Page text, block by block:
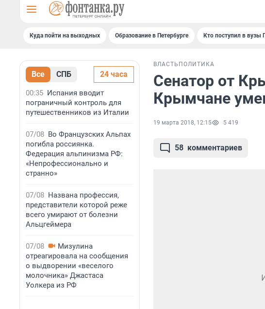
Куда пойти на выходных Образование в Петербурге Кто поступил в вузы
Все СПБ 24 часа
00:35 Испания вводит
пограничный контроль для
путешественников из Италии
07/08 Во Французских Альпах
погибла россиянка.
Федерация альпинизма РФ:
«Непрофессионально и
странно»
07/08 Названа профессия,
представители которой реже
всего умирают от болезни
Альцгеймера
07/08
Мизулина
отреагировала на сообщения
о выдворении «веселого
молочника» Джастаса
Уолкера из РФ
ВЛАСТЬ ПОЛИТИКА
Сенатор от
Крымчане
19 марта 2018, 12:15 5 419
58 комментариев